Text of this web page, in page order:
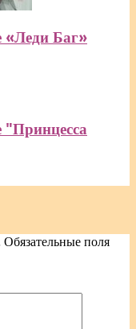
«Леди Баг»
"Принцесса
Обязательные поля